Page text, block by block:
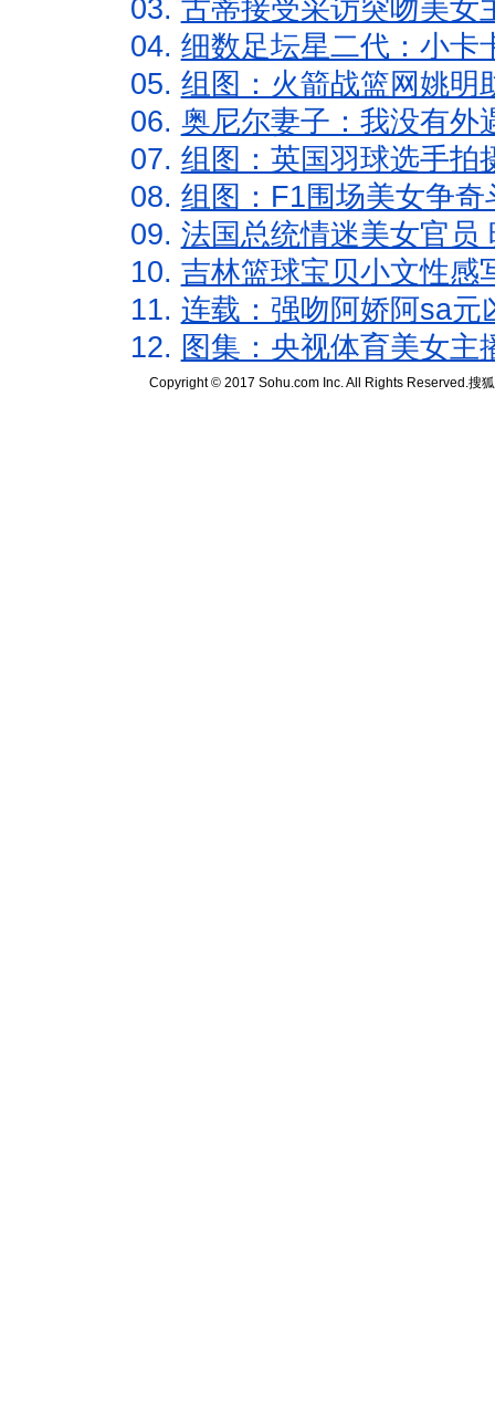
03. 古蒂接受采访突吻美女
04. 细数足坛星二代：小卡
05. 组图：火箭战篮网姚明
06. 奥尼尔妻子：我没有外
07. 组图：英国羽球选手拍
08. 组图：F1围场美女争
09. 法国总统情迷美女官员
10. 吉林篮球宝贝小文性感
11. 连载：强吻阿娇阿sa元
12. 图集：央视体育美女主
Copyright © 2017 Sohu.com Inc. All Rights Reserved.搜